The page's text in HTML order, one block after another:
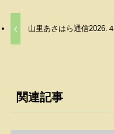
山里あさはら通信2026.４
関連記事